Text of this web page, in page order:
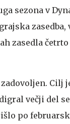
sezona v
zasedla
zadovoljen.
večji del
po